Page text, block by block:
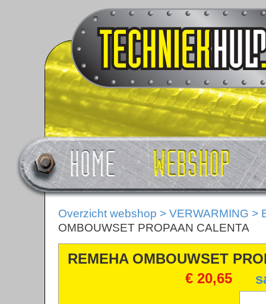
Overzicht webshop > VERWARMING >
OMBOUWSET PROPAAN CALENTA
REMEHA OMBOUWSET
€ 20,65